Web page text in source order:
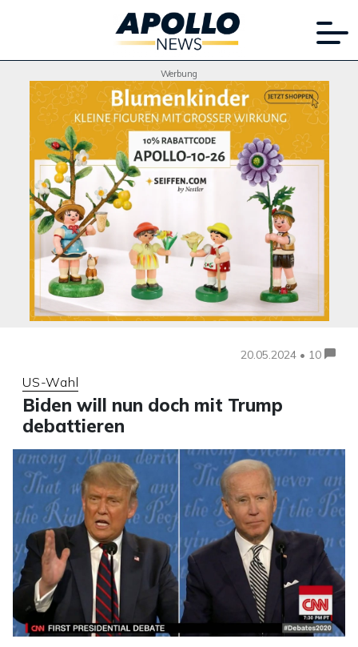
Werbung
20.05.2024 • 10
US-Wahl
Biden will nun doch mit Trump
debattieren